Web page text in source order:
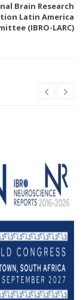
Brain Research
Latin America
(IBRO-LARC)